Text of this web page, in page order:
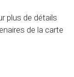
plus de détails
de la carte